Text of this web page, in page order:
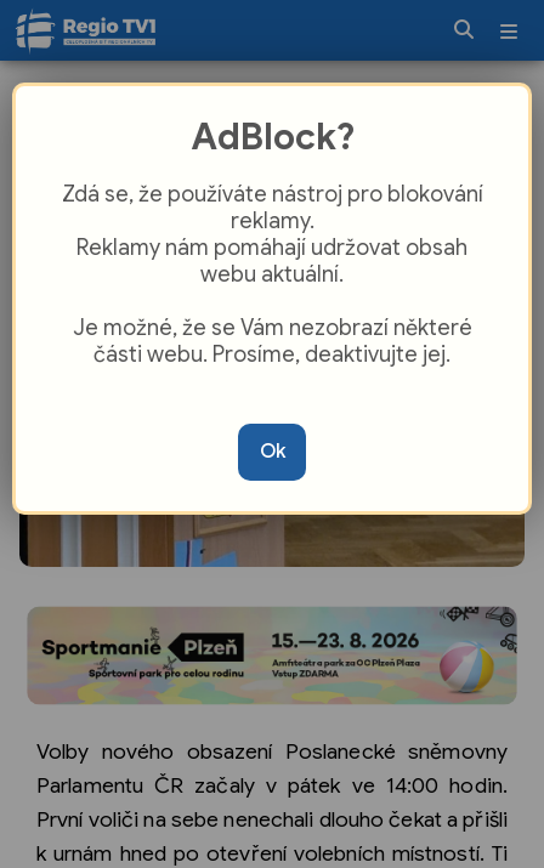
je hnutí ANO, v Moravskoslezském
Volby nového obsazení Poslanecké sněmovny
Parlamentu ČR začaly v pátek ve 14:00 hodin.
První voliči na sebe nenechali dlouho čekat a přišli
k urnám hned po otevření volebních místností. Ti
AdBlock?
Zdá se, že používáte nástroj pro blokování
reklamy.
Reklamy nám pomáhají udržovat obsah
webu aktuální.
Je možné, že se Vám nezobrazí některé
části webu. Prosíme, deaktivujte jej.
Ok